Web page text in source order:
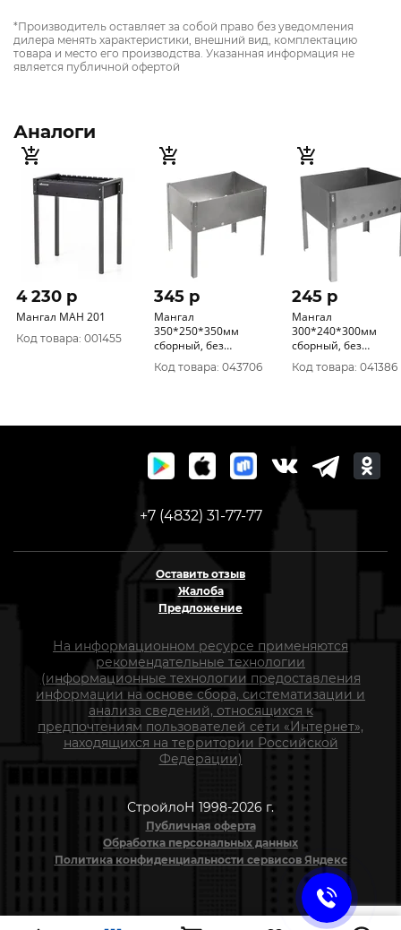
*Производитель оставляет за собой право без уведомления
дилера менять характеристики, внешний вид, комплектацию
товара и место его производства. Указанная информация не
является публичной офертой
Аналоги
4 230 p
Мангал МАН 201
Код товара: 001455
345 p
Мангал
350*250*350мм
сборный, без
шампуров, в
термопленке 61231
Код товара: 043706
245 p
Мангал
300*240*300мм
сборный, без
шампуров в коробке
61530
Код товара: 041386
+7 (4832) 31-77-77
Оставить отзыв
Жалоба
Предложение
На информационном ресурсе применяются
рекомендательные технологии
(информационные технологии предоставления
информации на основе сбора, систематизации и
анализа сведений, относящихся к
предпочтениям пользователей сети «Интернет»,
находящихся на территории Российской
Федерации)
СтройлоН 1998-2026 г.
Публичная оферта
Обработка персональных данных
Политика конфиденциальности сервисов Яндекс